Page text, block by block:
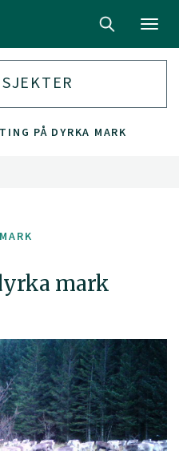
PÅ DYRKA MARK
mark